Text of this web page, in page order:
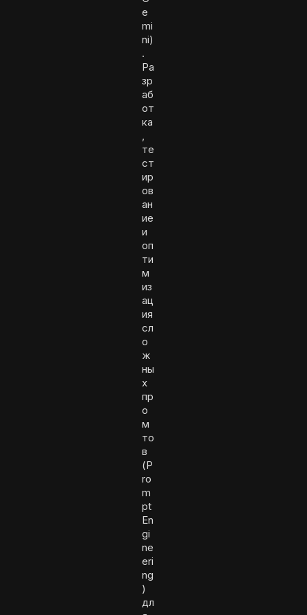
e
mi
ni)
.
Ра
зр
аб
от
ка
,
те
ст
ир
ов
ан
ие
и
оп
ти
м
из
ац
ия
сл
о
ж
ны
х
пр
о
м
то
в
(P
ro
m
pt
En
gi
ne
eri
ng
)
дл